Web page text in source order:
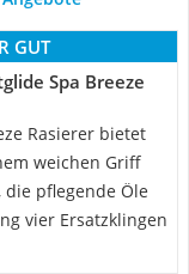
GUT
Spa Breeze
Rasierer bietet
weichen Griff
pflegende Öle
vier Ersatzklingen